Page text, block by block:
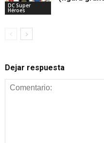
DC Super
Héroes
Dejar respuesta